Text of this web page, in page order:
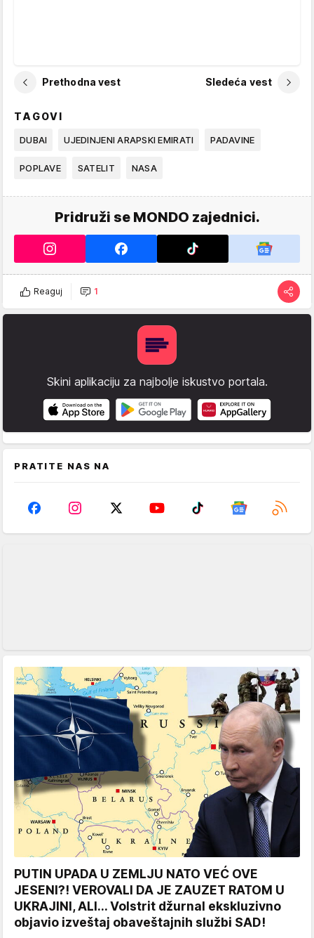
Prethodna vest Sledeća vest
TAGOVI
DUBAI UJEDINJENI ARAPSKI EMIRATI PADAVINE
POPLAVE SATELIT NASA
Pridruži se MONDO zajednici.
Reaguj 1
Skini aplikaciju za najbolje iskustvo portala.
PRATITE NAS NA
PUTIN UPADA U ZEMLJU NATO VEĆ OVE
JESENI?! VEROVALI DA JE ZAUZET RATOM U
UKRAJINI, ALI... Volstrit džurnal ekskluzivno
objavio izveštaj obaveštajnih službi SAD!